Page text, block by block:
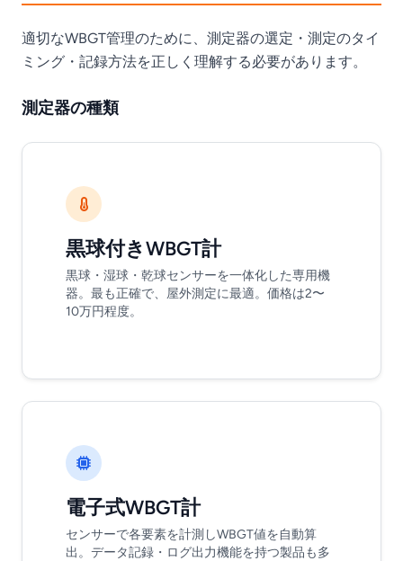
適切なWBGT管理のために、測定器の選定・測定のタイ
ミング・記録方法を正しく理解する必要があります。
測定器の種類
黒球付きWBGT計
黒球・湿球・乾球センサーを一体化した専用機
器。最も正確で、屋外測定に最適。価格は2〜
10万円程度。
電子式WBGT計
センサーで各要素を計測しWBGT値を自動算
出。データ記録・ログ出力機能を持つ製品も多